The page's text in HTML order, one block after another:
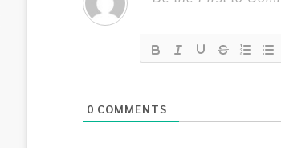
0 COMMENTS